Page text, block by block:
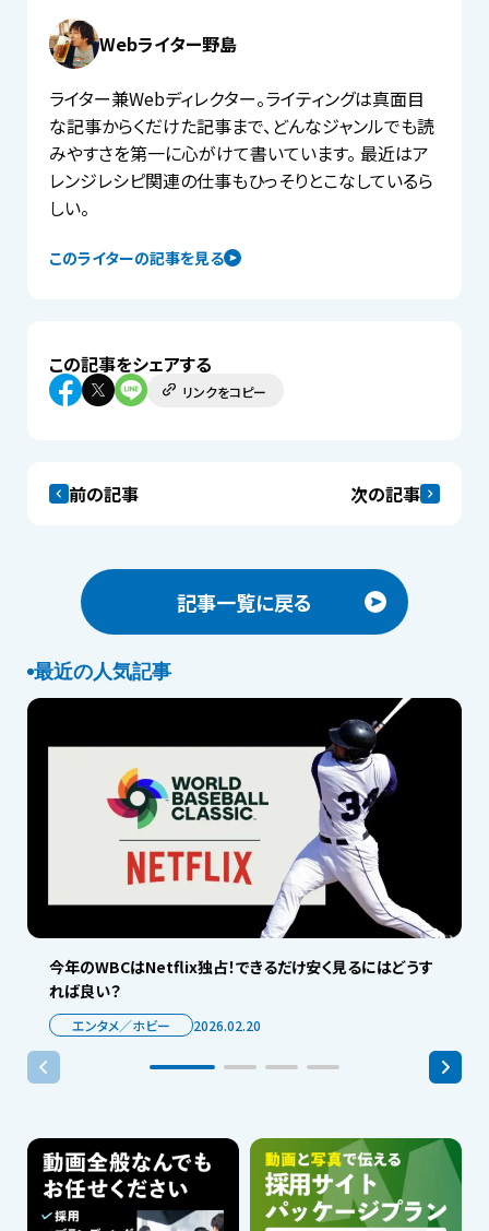
Webライター野島
このライターの記事を見る
ライター兼Webディレクター。ライティングは真面目
な記事からくだけた記事まで、どんなジャンルでも読
みやすさを第一に心がけて書いています。 最近はア
レンジレシピ関連の仕事もひっそりとこなしているら
しい。
この記事をシェアする
リンクをコピー
前の記事 次の記事
記事一覧に戻る
最近の人気記事
今年のWBCはNetflix独占！できるだけ安く見るにはどうす
れば良い？
エンタメ／ホビー 2026.02.20